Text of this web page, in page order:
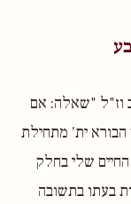
וז"ל "שאלה: אם
ית' מתחילת
שלי בחלק
בעתו בתשובה